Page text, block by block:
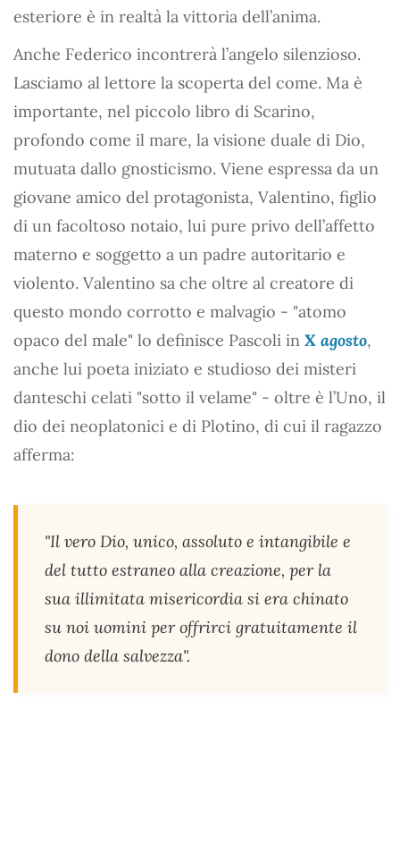
esteriore è in realtà la vittoria dell’anima.
Anche Federico incontrerà l’angelo silenzioso.
Lasciamo al lettore la scoperta del come. Ma è
importante, nel piccolo libro di Scarino,
profondo come il mare, la visione duale di Dio,
mutuata dallo gnosticismo. Viene espressa da un
giovane amico del protagonista, Valentino, figlio
di un facoltoso notaio, lui pure privo dell’affetto
materno e soggetto a un padre autoritario e
violento. Valentino sa che oltre al creatore di
questo mondo corrotto e malvagio - "atomo
opaco del male" lo definisce Pascoli in X agosto,
anche lui poeta iniziato e studioso dei misteri
danteschi celati "sotto il velame" - oltre è l’Uno, il
dio dei neoplatonici e di Plotino, di cui il ragazzo
afferma:
"Il vero Dio, unico, assoluto e intangibile e
del tutto estraneo alla creazione, per la
sua illimitata misericordia si era chinato
su noi uomini per offrirci gratuitamente il
dono della salvezza".